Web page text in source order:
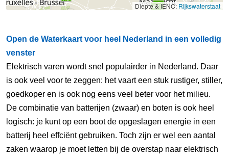
Diepte & IENC: Rijkswaterstaat
Open de Waterkaart voor heel Nederland in een volledig
venster
Elektrisch varen wordt snel populairder in Nederland. Daar
is ook veel voor te zeggen: het vaart een stuk rustiger, stiller,
goedkoper en is ook nog eens veel beter voor het milieu.
De combinatie van batterijen (zwaar) en boten is ook heel
logisch: je kunt op een boot de opgeslagen energie in een
batterij heel effciënt gebruiken. Toch zijn er wel een aantal
zaken waarop je moet letten bij de overstap naar elektrisch